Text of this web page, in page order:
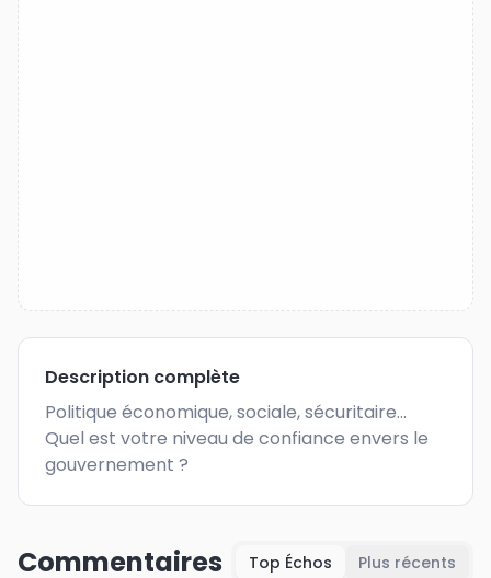
Description complète
Politique économique, sociale, sécuritaire...
Quel est votre niveau de confiance envers le
gouvernement ?
Commentaires Top Échos Plus récents